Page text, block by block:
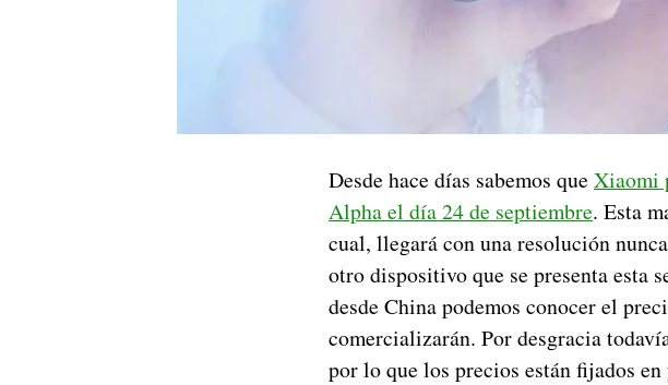
Desde hace días sabemos que Xiaomi
Alpha el día 24 de septiembre. Esta
cual, llegará con una resolución
otro dispositivo que se presenta esta
desde China podemos conocer el
comercializarán. Por desgracia
por lo que los precios están fijados en